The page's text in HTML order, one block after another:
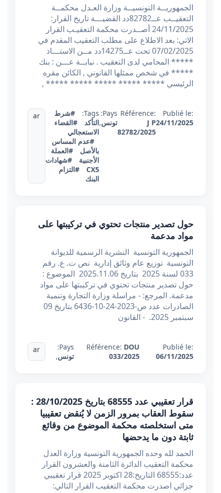
الجمهوريــة التونسيــة وزارة العـدل محكمــة
التعقيــب عــ82782دد القضيـــة تاريخ القرار:
24/11/2025 أصــدرت محكمة التعقيـب القرار
الاتي: بعد الاطلاع على مطلب التعقيب المقدم في
07/02/2025 تحت عــ14275دد مــن الاستـــاذ
***** المحامي لدى التعقيب . نيابــة عـــن : بنك
***** في شخص ممثلها القانوني , الكائن مقره
الرئيسي ***** ***** ***** ***** ***** ,
Publié le:
24/11/2025
Référence:
J P
82782/2025
Pays:
تونس,
Tags:
#شرط
التأكد
#القضاء
الاستعجالي
#عدم المساس
بالأصل
#العملة
الأجنبية
#شهادات
CX5
#التزام
البنك
ar
حول تصدير منتجات تحتوي في تركيبتها على
مواد مدعمة
الجمهورية التونسية النشرية الرسمية للديوانة
التونسية توزيع عام وثائق إدارية نص ت. ع. رقم
033 لسنة 2025 بتاريخ 2025.11.06 الموضوع :
حول تصدير منتجات تحتوي في تركيبتها على مواد
مدعمة. المرجع: - مراسلة وزارة التجارة وتنمية
الصادرات عدد ص-2023-24-10-6436 بتاريخ 09
سبتمبر 2025. - القانون
Publié le:
06/11/2025
Référence: DOU
033/2025
Pays:
تونس,
ar
قرار تعقيبي عدد 68555 بتاريخ 28/10/2025 :
سقوط العقاب بمرور الزمن لا يُنقض تعقيبيا
متى استخلصته محكمة الموضوع من وقائع
ثابتة دون ما يدحضها
الحمد لله وحده الجمهورية التونسية وزارة العدل
محكمة التعقيب الدائرة الثامنة والعشرون القرار
عدد:68555 التاريخ:28 اكتوبر 2025 قرار تعقيبي
جزائي اصدرت محكمة التعقيب القرار التالي: